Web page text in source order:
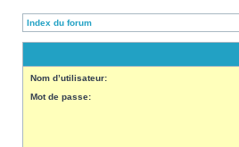
Index du forum
Nom d’utilisateur:
Mot de passe: